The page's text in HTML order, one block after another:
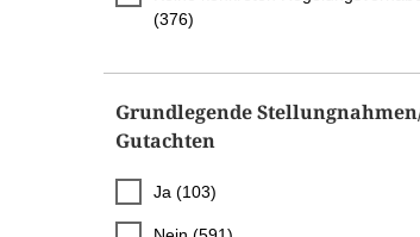
(376)
Grundlegende
Gutachten
Ja (103)